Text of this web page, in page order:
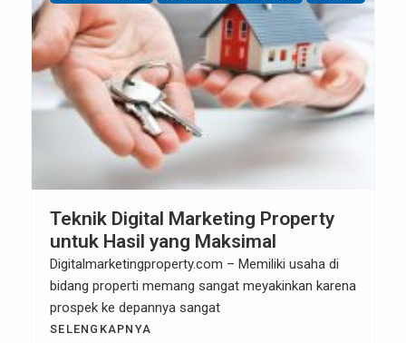
Teknik Digital Marketing Property
untuk Hasil yang Maksimal
Digitalmarketingproperty.com – Memiliki usaha di
bidang properti memang sangat meyakinkan karena
prospek ke depannya sangat
SELENGKAPNYA